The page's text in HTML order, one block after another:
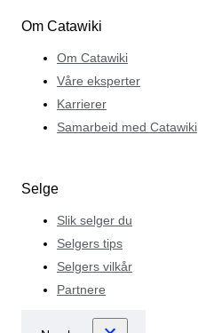
Om Catawiki
Om Catawiki
Våre eksperter
Karrierer
Samarbeid med Catawiki
Selge
Slik selger du
Selgers tips
Selgers vilkår
Partnere